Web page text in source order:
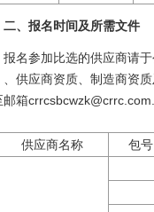
二、报名时间及所需文件
报名参加比选的供应商请
、供应商资质、制造商资
邮箱
供应商名称 包号